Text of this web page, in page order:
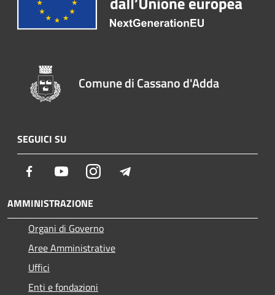
Comune di Cassano d'Adda
SEGUICI SU
Facebook YoutubeInstagram
AMMINISTRAZIONE
Organi di Governo
Aree Amministrative
Uffici
Enti e fondazioni